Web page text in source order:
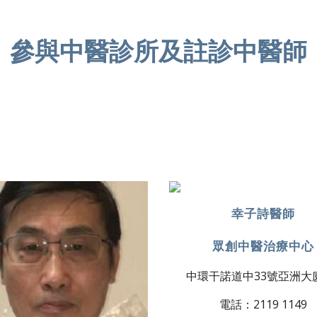
參與中醫診所及註診中醫師
幸子詩醫師
眾創中醫治療中心
中環干諾道中33號亞洲大
電話：2119 1149